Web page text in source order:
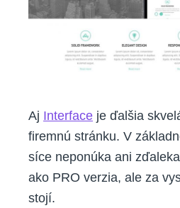
Aj Interface je ďalšia
firemnú stránku. V
síce neponúka ani
ako PRO verzia, ale za
stojí.